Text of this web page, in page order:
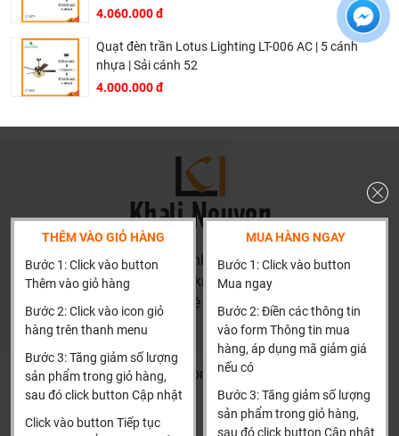
Bảo hành: 2 năm chính hãng
Ưu đãi đặc biệt: Miễn phí ship nội thành Hà Nội, miễn phí
lắp đặt.
Lợi ích vàng khi lựa chọn quạt trần đèn LED DCT FAN
DCT1104/TRN
Giải pháp thẩm mỹ và công năng hoàn hảo: Thiết kế tròn
tinh tế kết hợp chức năng 2 trong 1, phù hợp với nhiều
không gian nội thất.
Tiết kiệm không gian và chi phí: Tối ưu hóa không gian và
giảm thiểu chi phí so với việc lắp đặt quạt và đèn riêng
biệt.
Làm mát hiệu quả, chiếu sáng đa dạng: Cung cấp luồng
gió mát mẻ và ánh sáng linh hoạt, phù hợp với mọi nhu
cầu sử dụng.
Tiết kiệm năng lượng, vận hành êm ái: Động cơ DC giúp
giảm thiểu chi phí điện năng và mang lại không gian yên
4.060.000 đ
Quạt đèn trần Lotus Lighting LT-006 AC | 5 cánh
nhựa | Sải cánh 52
4.000.000 đ
THÊM VÀO GIỎ HÀNG
Bước 1: Click vào button
Thêm vào giỏ hàng
Bước 2: Click vào icon giỏ
hàng trên thanh menu
Bước 3: Tăng giảm số lượng
sản phẩm trong giỏ hàng,
sau đó click button Cập nhật
Click vào button Tiếp tục
MUA HÀNG NGAY
Bước 1: Click vào button
Mua ngay
Bước 2: Điền các thông tin
vào form Thông tin mua
hàng, áp dụng mã giảm giá
nếu có
Bước 3: Tăng giảm số lượng
sản phẩm trong giỏ hàng,
sau đó click button Cập nhật
HN: số 160 đường Văn Minh, Di Trạch, Hoài Đức, Hà Nội
(Cách đại học công nghiệp 1 km)
HCM và các tỉnh khác: Liên hệ hotline để được hướng dẫn
đặt hàng
Khalinguyen.vn@gmail.com
0904501766